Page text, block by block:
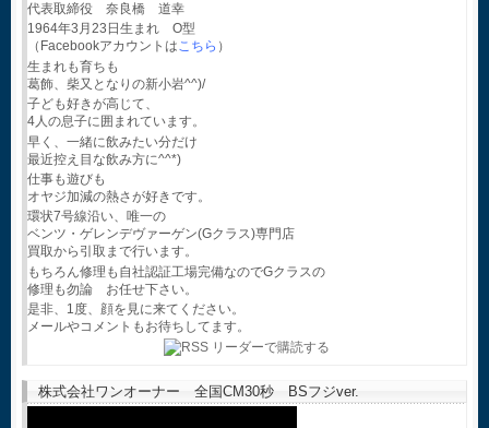
代表取締役 奈良橋 道幸
1964年3月23日生まれ O型
（Facebookアカウントはこちら ）
生まれも育ちも
葛飾、柴又となりの新小岩^^)/
子ども好きが高じて、
4人の息子に囲まれています。
早く、一緒に飲みたい分だけ
最近控え目な飲み方に^^*)
仕事も遊びも
オヤジ加減の熱さが好きです。
環状7号線沿い、唯一の
ベンツ・ゲレンデヴァーゲン(Gクラス)専門店
買取から引取まで行います。
もちろん修理も自社認証工場完備なのでGクラスの
修理も勿論 お任せ下さい。
是非、1度、顔を見に来てください。
メールやコメントもお待ちしてます。
株式会社ワンオーナー 全国CM30秒 BSフジver.